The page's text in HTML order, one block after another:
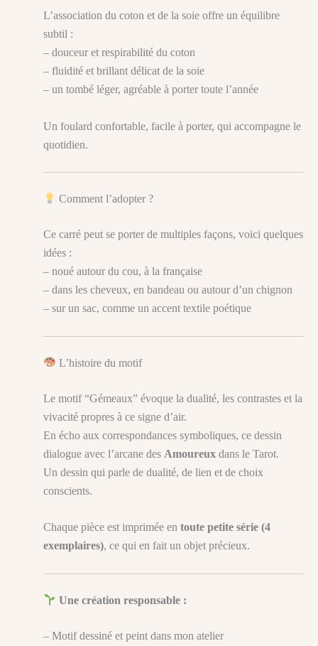
L’association du coton et de la soie offre un équilibre
subtil :
– douceur et respirabilité du coton
– fluidité et brillant délicat de la soie
– un tombé léger, agréable à porter toute l’année
Un foulard confortable, facile à porter, qui accompagne le
quotidien.
Comment l’adopter ?
Ce carré peut se porter de multiples façons, voici quelques
idées :
– noué autour du cou, à la française
– dans les cheveux, en bandeau ou autour d’un chignon
– sur un sac, comme un accent textile poétique
L’histoire du motif
Le motif “Gémeaux” évoque la dualité, les contrastes et la
vivacité propres à ce signe d’air.
En écho aux correspondances symboliques, ce dessin
dialogue avec l’arcane des Amoureuxdans le Tarot.
Un dessin qui parle de dualité, de lien et de choix
conscients.
Chaque pièce est imprimée en toute petite série (4
exemplaires), ce qui en fait un objet précieux.
Une création responsable :
– Motif dessiné et peint dans mon atelier